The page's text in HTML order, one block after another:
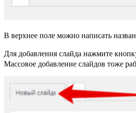
В верхнее поле можно написать
Для добавления слайда нажмите
Массовое добавление слайдов тоже